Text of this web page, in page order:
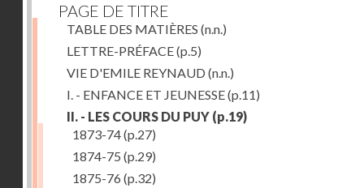
PAGE DE TITRE
TABLE DES MATIÈRES (n.n.)
LETTRE-PRÉFACE(p.5)
VIE D'EMILE REYNAUD (n.n.)
I. - ENFANCE ET JEUNESSE(p.11)
II. - LES COURS DU PUY (p.19)
1873-74(p.27)
1874-75 (p.29)
1875-76 (p.32)